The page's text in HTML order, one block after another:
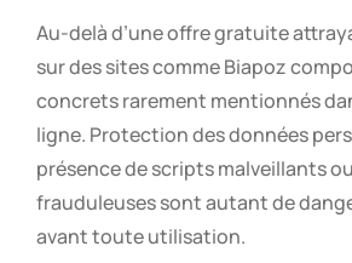
Au-delà d’une offre gratuite
sur des sites comme Biapoz
concrets rarement mentionnés
ligne. Protection des données
présence de scripts malveillants
frauduleuses sont autant de
avant toute utilisation.